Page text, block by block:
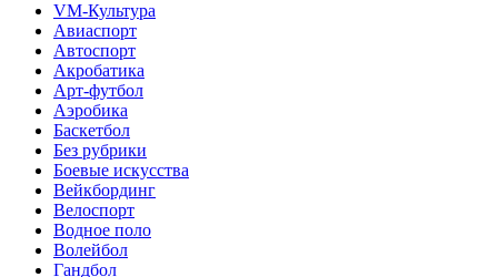
VM-Культура
Авиаспорт
Автоспорт
Акробатика
Арт-футбол
Аэробика
Баскетбол
Без рубрики
Боевые искусства
Вейкбординг
Велоспорт
Водное поло
Волейбол
Гандбол